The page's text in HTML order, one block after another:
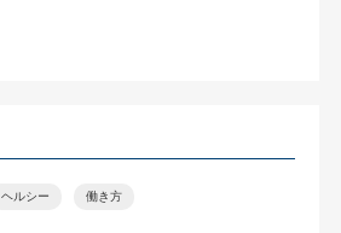
ヘルシー 働き方